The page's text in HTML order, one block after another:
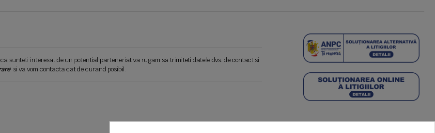
sunteti interesat de un potential parteneriat va rugam sa trimiteti datele dvs. de contact si
' si va vom contacta cat de curand posibil.